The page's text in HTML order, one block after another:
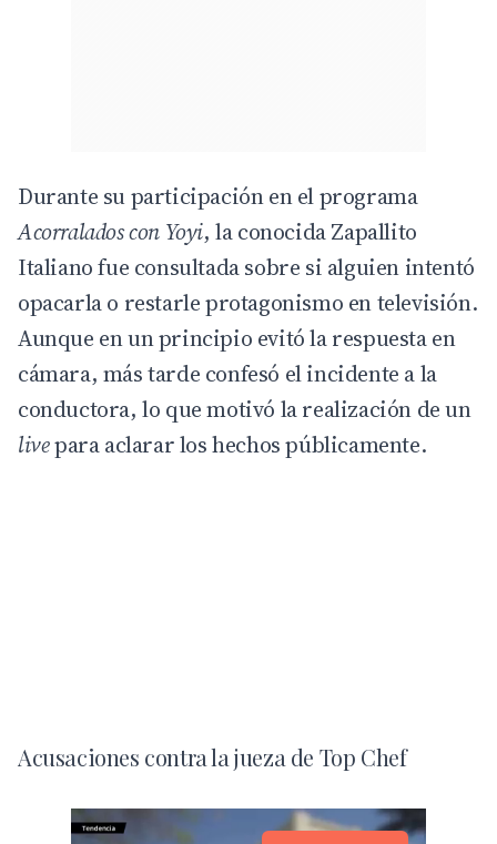
Durante su participación en el programa
Acorralados con Yoyi, la conocidaZapallito
Italianofue consultada sobre si alguien intentó
opacarla o restarle protagonismo en televisión.
Aunque en un principio evitó la respuesta en
cámara, más tarde confesó el incidente a la
conductora, lo que motivó la realización de un
livepara aclarar los hechos públicamente.
Acusaciones contra la jueza de Top Chef